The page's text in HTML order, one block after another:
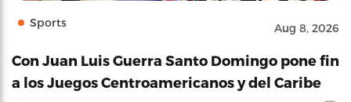
Sports Aug 8, 2026
Con Juan Luis Guerra Santo Domingo pone fin
a los Juegos Centroamericanos y del Caribe